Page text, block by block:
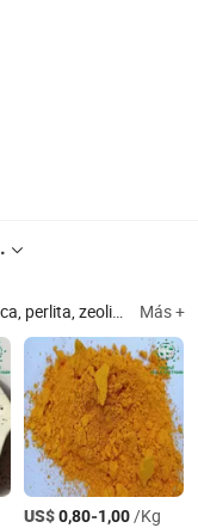
calcinada, cuarzo, sepiolita Más +
US$0,80-1,00/Kg